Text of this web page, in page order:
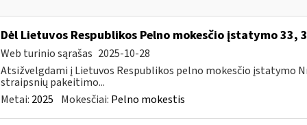
Dėl Lietuvos Respublikos Pelno mokesčio įstatymo 33,
Web turinio sąrašas 2025-10-28
Atsižvelgdami į Lietuvos Respublikos pelno mokesčio įstatymo Nr.
straipsnių pakeitimo...
Metai: 2025 Mokesčiai: Pelno mokestis